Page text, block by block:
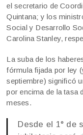
el secretario de
Quintana; y los
Social y Desarrollo
Carolina Stanley,
La suba de los
fórmula fijada por ley
septiembre) significó
por encima de la tasa
meses.
Desde el 1° de